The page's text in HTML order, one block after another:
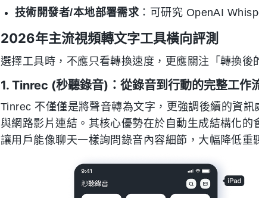
技術開發者/本地部署需求：可研究 OpenAI
2026年主流視頻轉文字工具橫向評測
選擇工具時，不應只看轉換速度，更應關注「轉換後
1. Tinrec (秒聽錄音)：從錄音到行動的完整工作
Tinrec 不僅僅是將聲音轉為文字，更強調後續的資
與網路影片連結。其核心優勢在於自動生成結構化
讓用戶能像聊天一樣詢問錄音內容細節，大幅降低重